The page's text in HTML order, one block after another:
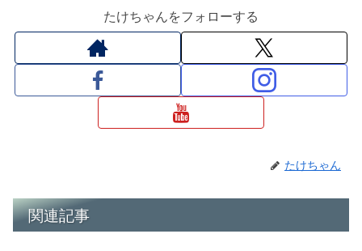
たけちゃんをフォローする
たけちゃん
関連記事